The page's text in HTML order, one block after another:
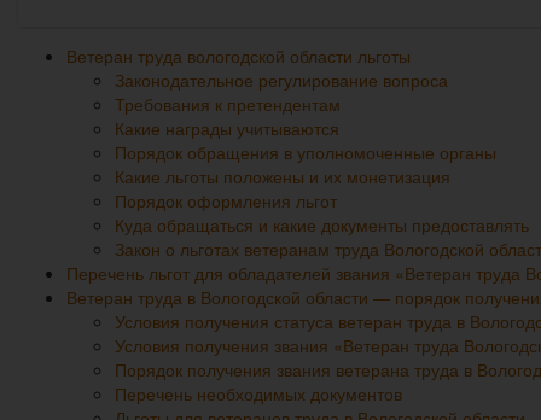
Ветеран труда вологодской области льготы
Законодательное регулирование вопроса
Требования к претендентам
Какие награды учитываются
Порядок обращения в уполномоченные органы
Какие льготы положены и их монетизация
Порядок оформления льгот
Куда обращаться и какие документы предоставлять
Закон о льготах ветеранам труда Вологодской
Перечень льгот для обладателей звания «Ветеран труда
Ветеран труда в Вологодской области — порядок
Условия получения статуса ветеран труда в
Условия получения звания «Ветеран труда
Порядок получения звания ветерана труда в
Перечень необходимых документов